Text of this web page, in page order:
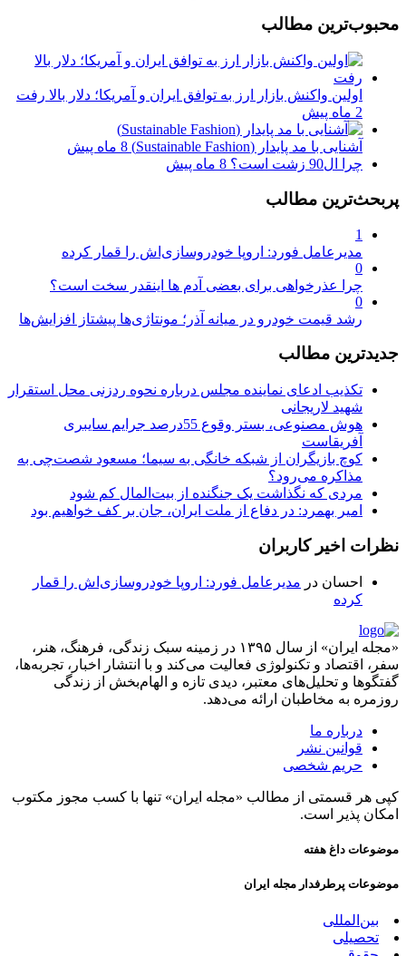
محبوب‌ترین مطالب
اولین واکنش بازار ارز به توافق ایران و آمریکا؛ دلار بالا رفت
2 ماه پیش
آشنایی با مد پایدار (Sustainable Fashion)
8 ماه پیش
چرا ال90 زشت است؟
8 ماه پیش
پربحث‌ترین مطالب
1
مدیرعامل فورد: اروپا خودروسازی‌اش را قمار کرده
0
چرا عذرخواهی برای بعضی آدم ها اینقدر سخت است؟
0
رشد قیمت خودرو در میانه آذر؛ مونتاژی‌ها پیشتاز افزایش‌ها
جدیدترین مطالب
تکذیب ادعای نماینده مجلس درباره نحوه ردزنی محل استقرار
شهید لاریجانی
هوش مصنوعی، بستر وقوع 55درصد جرایم سایبری
آفریقاست
کوچ بازیگران از شبکه خانگی به سیما؛ مسعود شصت‌چی به
مذاکره می‌رود؟
مردی که نگذاشت یک جنگنده از بیت‌المال کم شود
امیر بهمرد: در دفاع از ملت ایران، جان بر کف خواهیم بود
نظرات اخیر کاربران
احسان در مدیرعامل فورد: اروپا خودروسازی‌اش را قمار
کرده
«مجله ایران» از سال ۱۳۹۵ در زمینه سبک زندگی، فرهنگ، هنر،
سفر، اقتصاد و تکنولوژی فعالیت می‌کند و با انتشار اخبار، تجربه‌ها،
گفتگوها و تحلیل‌های معتبر، دیدی تازه و الهام‌بخش از زندگی
روزمره به مخاطبان ارائه می‌دهد.
درباره ما
قوانین نشر
حریم شخصی
کپی هر قسمتی از مطالب «مجله ایران» تنها با کسب مجوز مکتوب
امکان پذیر است.
موضوعات داغ هفته
موضوعات پرطرفدار مجله ایران
بین‌المللی
تحصیلی